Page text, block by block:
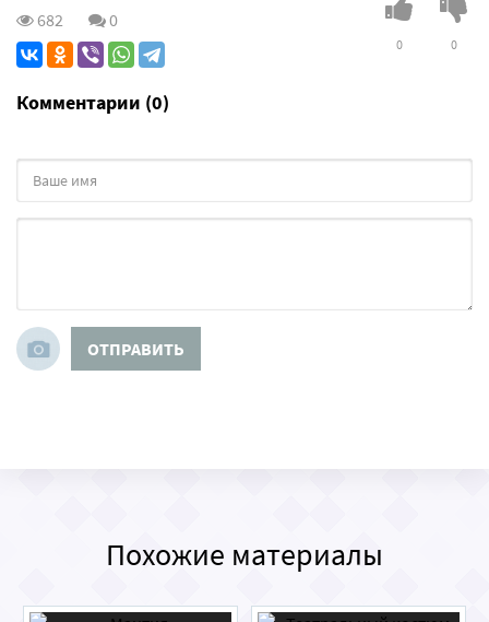
682
0
0 0
Комментарии (0)
ОТПРАВИТЬ
Похожие материалы